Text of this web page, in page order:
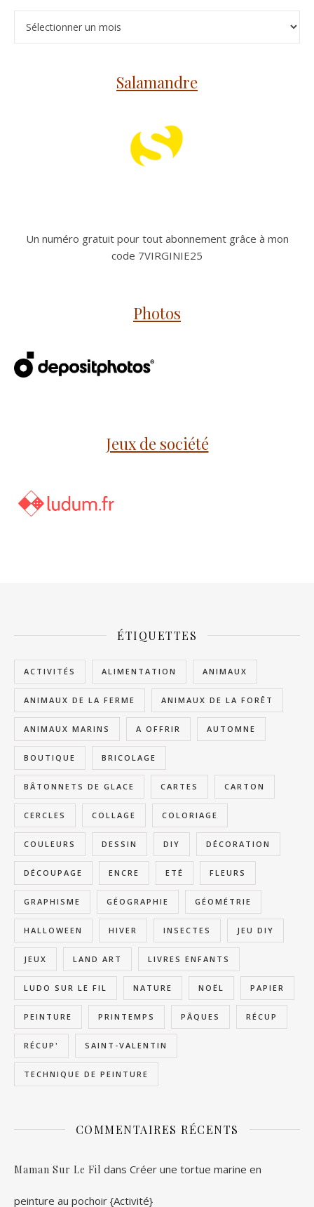
Salamandre
Un numéro gratuit pour tout abonnement grâce à mon
code 7VIRGINIE25
Photos
Jeux de société
ÉTIQUETTES
ACTIVITÉS ALIMENTATION ANIMAUX
ANIMAUX DE LA FERME ANIMAUX DE LA FORÊT
ANIMAUX MARINS A OFFRIR AUTOMNE
BOUTIQUE BRICOLAGE
BÂTONNETS DE GLACE CARTES CARTON
CERCLES COLLAGE COLORIAGE
COULEURS DESSIN DIY DÉCORATION
DÉCOUPAGE ENCRE ETÉ FLEURS
GRAPHISME GÉOGRAPHIE GÉOMÉTRIE
HALLOWEEN HIVER INSECTES JEU DIY
JEUX LAND ART LIVRES ENFANTS
LUDO SUR LE FIL NATURE NOËL PAPIER
PEINTURE PRINTEMPS PÂQUES RÉCUP
RÉCUP' SAINT-VALENTIN
TECHNIQUE DE PEINTURE
COMMENTAIRES RÉCENTS
Maman Sur Le Fil dans Créer une tortue marine en
peinture au pochoir {Activité}